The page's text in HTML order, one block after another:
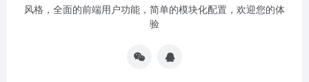
风格，全面的前端用户功能，简单的模块化配置，欢迎您的体
验